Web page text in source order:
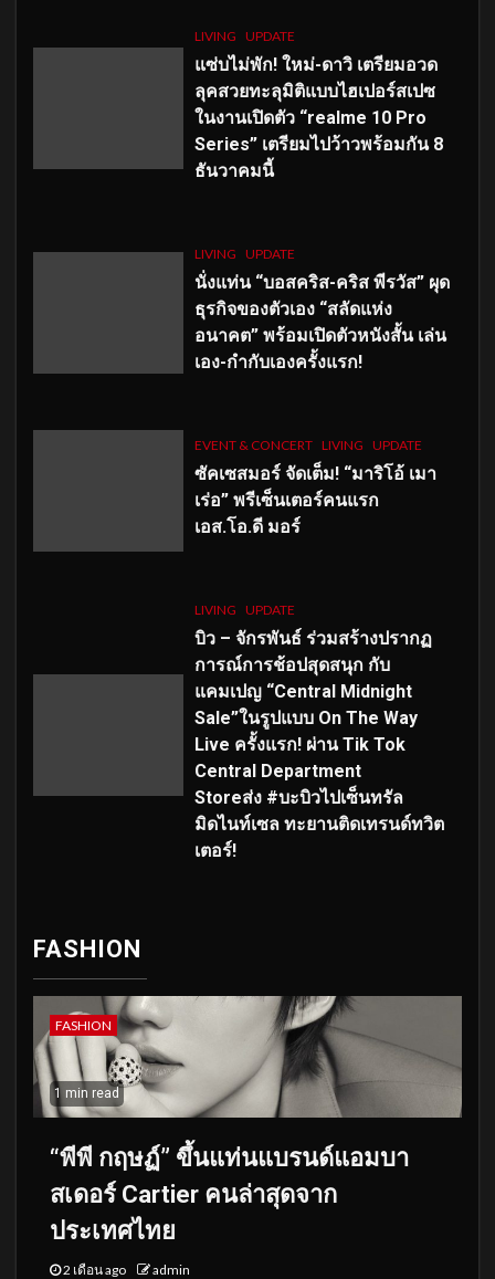
LIVING UPDATE
แซ่บไม่พัก! ใหม่-ดาวิ เตรียมอวด
ลุคสวยทะลุมิติแบบไฮเปอร์สเปซ
ในงานเปิดตัว “realme 10 Pro
Series” เตรียมไปว้าวพร้อมกัน 8
ธันวาคมนี้
LIVING UPDATE
นั่งแท่น “บอสคริส-คริส พีรวัส” ผุด
ธุรกิจของตัวเอง “สลัดแห่ง
อนาคต” พร้อมเปิดตัวหนังสั้น เล่น
เอง-กำกับเองครั้งแรก!
EVENT & CONCERT LIVING UPDATE
ซัคเซสมอร์ จัดเต็ม! “มาริโอ้ เมา
เร่อ” พรีเซ็นเตอร์คนแรก
เอส.โอ.ดี มอร์
LIVING UPDATE
บิว – จักรพันธ์ ร่วมสร้างปรากฏ
การณ์การช้อปสุดสนุก กับ
แคมเปญ “Central Midnight
Sale”ในรูปแบบ On The Way
Live ครั้งแรก! ผ่าน Tik Tok
Central Department
Storeส่ง #บะบิวไปเซ็นทรัล
มิดไนท์เซล ทะยานติดเทรนด์ทวิต
เตอร์!
FASHION
FASHION
1 min read
“พีพี กฤษฏ์” ขึ้นแท่นแบรนด์แอมบา
สเดอร์ Cartier คนล่าสุดจาก
ประเทศไทย
2 เดือน ago admin